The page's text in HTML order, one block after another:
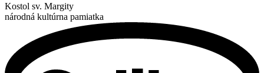
Kostol sv. Margity
národná kultúrna pamiatka